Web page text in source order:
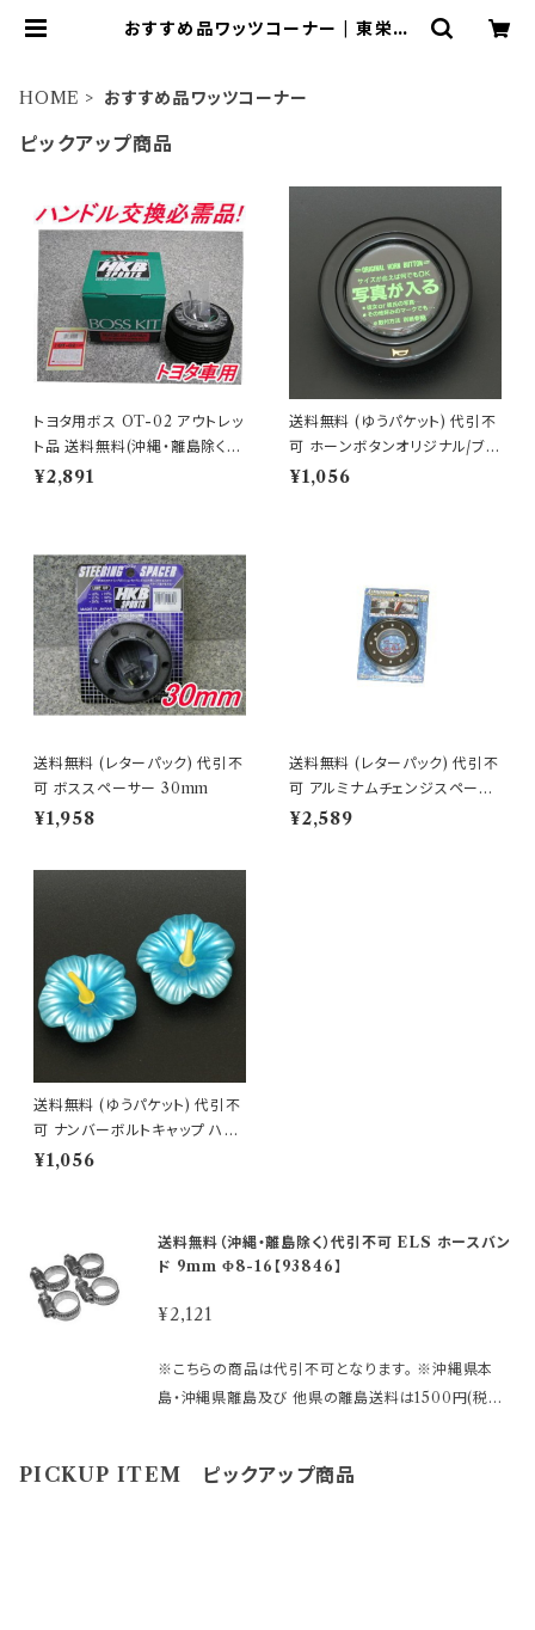
おすすめ品ワッツコーナー | 東栄産
HOME おすすめ品ワッツコーナー
ピックアップ商品
トヨタ用ボス OT-02 アウトレッ
ト品 送料無料(沖縄・離島除く)
代引不可
¥2,891
送料無料 (ゆうパケット) 代引不
可 ホーンボタンオリジナル/ブラ
ック 【HB-11】
¥1,056
送料無料 (レターパック) 代引不
可 ボススペーサー 30mm
¥1,958
送料無料 (レターパック) 代引不
可 アルミナムチェンジスペーサ
ー オールブラック 【HK-83】
¥2,589
送料無料 (ゆうパケット) 代引不
可 ナンバーボルトキャップ ハイ
ビスカス/ブルー【HK-74】
¥1,056
送料無料（沖縄・離島除く）代引不可 ELS ホースバン
ド 9mm Φ8-16【93846】
¥2,121
※こちらの商品は代引不可となります。 ※沖縄県本
島・沖縄県離島及び 他県の離島送料は1500円(税込)
グ：SUS430 ●ネジ部分：亜鉛メッキ ●バンド幅：9m
PICKUP ITEM ピックアップ商品